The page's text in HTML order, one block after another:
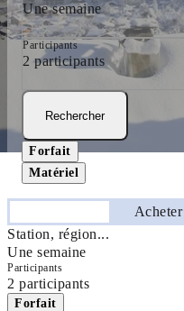
Une semaine
Participants
2 participants
Rechercher
Forfait
Matériel
Acheter
Station, région...
Une semaine
Participants
2 participants
Forfait